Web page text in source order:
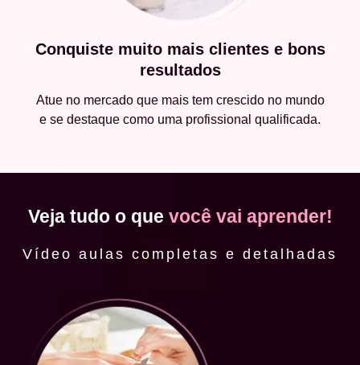
Conquiste muito mais clientes e bons
resultados
Atue no mercado que mais tem crescido no mundo
e se destaque como uma profissional qualificada.
Veja tudo o que você vai aprender!
Vídeo aulas completas e detalhadas